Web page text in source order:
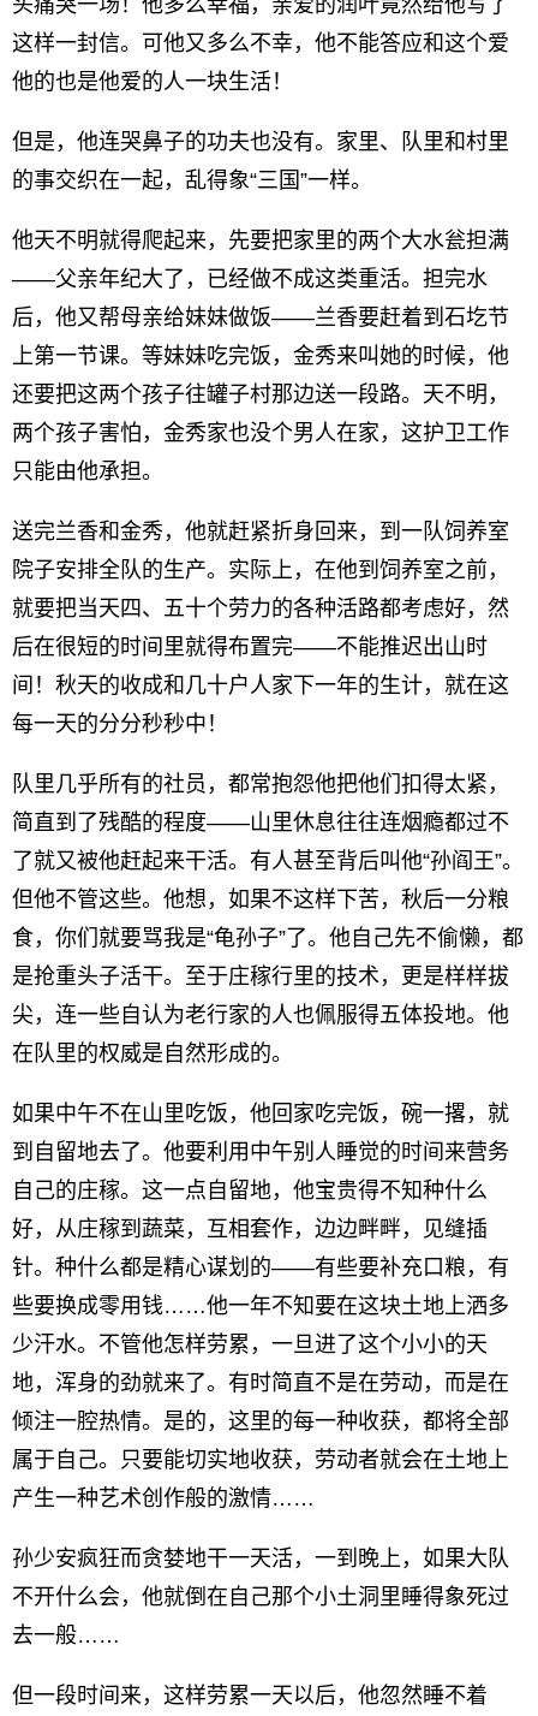
头痛哭一场！他多么幸福，亲爱的润叶竟然给他写了
这样一封信。可他又多么不幸，他不能答应和这个爱
他的也是他爱的人一块生活！
但是，他连哭鼻子的功夫也没有。家里、队里和村里
的事交织在一起，乱得象“三国”一样。
他天不明就得爬起来，先要把家里的两个大水瓮担满
——父亲年纪大了，已经做不成这类重活。担完水
后，他又帮母亲给妹妹做饭——兰香要赶着到石圪节
上第一节课。等妹妹吃完饭，金秀来叫她的时候，他
还要把这两个孩子往罐子村那边送一段路。天不明，
两个孩子害怕，金秀家也没个男人在家，这护卫工作
只能由他承担。
送完兰香和金秀，他就赶紧折身回来，到一队饲养室
院子安排全队的生产。实际上，在他到饲养室之前，
就要把当天四、五十个劳力的各种活路都考虑好，然
后在很短的时间里就得布置完——不能推迟出山时
间！秋天的收成和几十户人家下一年的生计，就在这
每一天的分分秒秒中！
队里几乎所有的社员，都常抱怨他把他们扣得太紧，
简直到了残酷的程度——山里休息往往连烟瘾都过不
了就又被他赶起来干活。有人甚至背后叫他“孙阎王”。
但他不管这些。他想，如果不这样下苦，秋后一分粮
食，你们就要骂我是“龟孙子”了。他自己先不偷懒，都
是抢重头子活干。至于庄稼行里的技术，更是样样拔
尖，连一些自认为老行家的人也佩服得五体投地。他
在队里的权威是自然形成的。
如果中午不在山里吃饭，他回家吃完饭，碗一撂，就
到自留地去了。他要利用中午别人睡觉的时间来营务
自己的庄稼。这一点自留地，他宝贵得不知种什么
好，从庄稼到蔬菜，互相套作，边边畔畔，见缝插
针。种什么都是精心谋划的——有些要补充口粮，有
些要换成零用钱……他一年不知要在这块土地上洒多
少汗水。不管他怎样劳累，一旦进了这个小小的天
地，浑身的劲就来了。有时简直不是在劳动，而是在
倾注一腔热情。是的，这里的每一种收获，都将全部
属于自己。只要能切实地收获，劳动者就会在土地上
产生一种艺术创作般的激情……
孙少安疯狂而贪婪地干一天活，一到晚上，如果大队
不开什么会，他就倒在自己那个小土洞里睡得象死过
去一般……
但一段时间来，这样劳累一天以后，他忽然睡不着